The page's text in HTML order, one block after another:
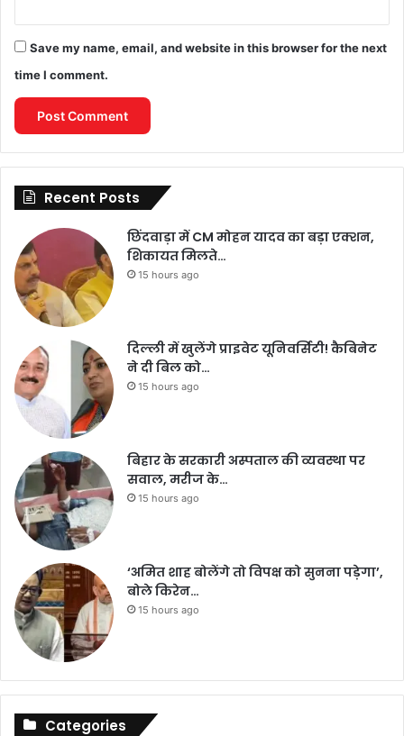
Save my name, email, and website in this browser for the next
time I comment.
Recent Posts
छिंदवाड़ा में CM मोहन यादव का बड़ा एक्शन,
शिकायत मिलते…
15 hours ago
दिल्ली में खुलेंगे प्राइवेट यूनिवर्सिटी! कैबिनेट
ने दी बिल को…
15 hours ago
बिहार के सरकारी अस्पताल की व्यवस्था पर
सवाल, मरीज के…
15 hours ago
‘अमित शाह बोलेंगे तो विपक्ष को सुनना पड़ेगा’,
बोले किरेन…
15 hours ago
Categories